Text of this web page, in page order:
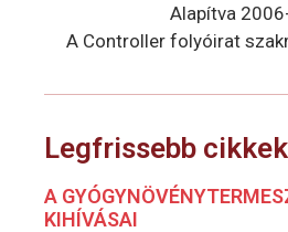
Alapítva
A Controller folyóirat
Legfrissebb cikkek
A
KIHÍVÁSAI